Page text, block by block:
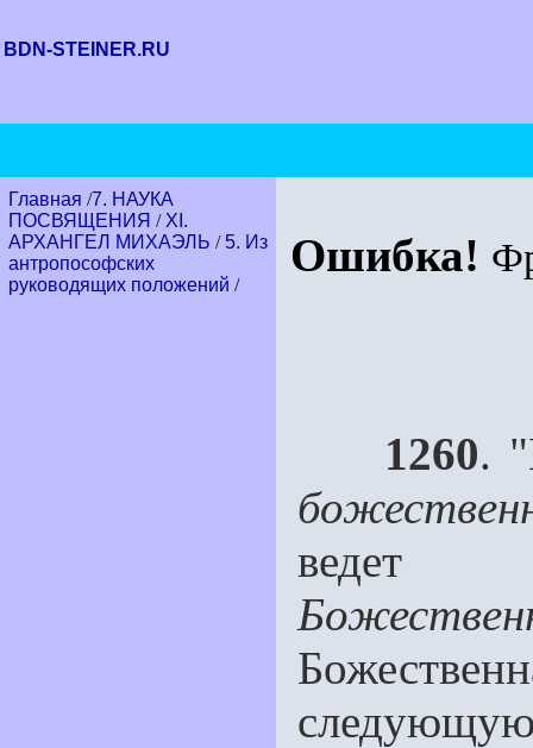
BDN-STEINER.RU
Главная /7. НАУКА
ПОСВЯЩЕНИЯ / XI.
АРХАНГЕЛ МИХАЭЛЬ /5. Из
антропософских
руководящих положений /
Ошибка!
1260.
ведет